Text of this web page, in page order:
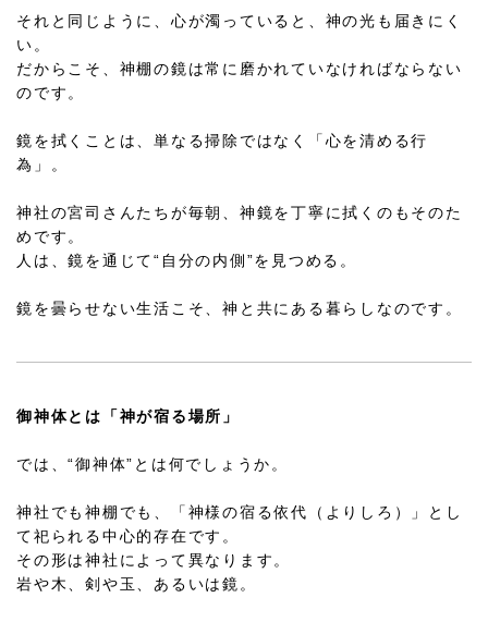
それと同じように、心が濁っていると、神の光も届きにく
い。
だからこそ、神棚の鏡は常に磨かれていなければならない
のです。
鏡を拭くことは、単なる掃除ではなく「心を清める行
為」。
神社の宮司さんたちが毎朝、神鏡を丁寧に拭くのもそのた
めです。
人は、鏡を通じて“自分の内側”を見つめる。
鏡を曇らせない生活こそ、神と共にある暮らしなのです。
御神体とは「神が宿る場所」
では、“御神体”とは何でしょうか。
神社でも神棚でも、「神様の宿る依代（よりしろ）」とし
て祀られる中心的存在です。
その形は神社によって異なります。
岩や木、剣や玉、あるいは鏡。